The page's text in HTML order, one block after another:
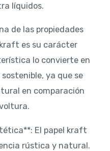
líquidos.
de las propiedades
es su carácter
lo convierte en
ya que se
en comparación
El papel kraft
rústica y natural.